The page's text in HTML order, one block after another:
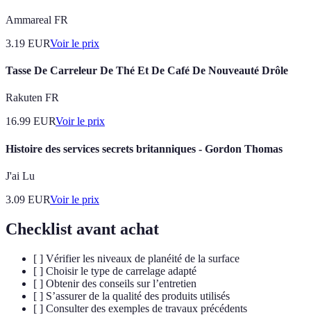
Ammareal FR
3.19 EURVoir le prix
Tasse De Carreleur De Thé Et De Café De Nouveauté Drôle
Rakuten FR
16.99 EURVoir le prix
Histoire des services secrets britanniques - Gordon Thomas
J'ai Lu
3.09 EURVoir le prix
Checklist avant achat
[ ] Vérifier les niveaux de planéité de la surface
[ ] Choisir le type de carrelage adapté
[ ] Obtenir des conseils sur l’entretien
[ ] S’assurer de la qualité des produits utilisés
[ ] Consulter des exemples de travaux précédents